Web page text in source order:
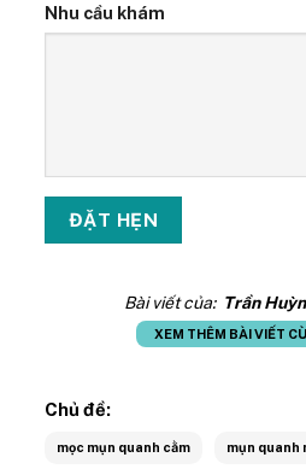
Nhu cầu khám
Bài viết của: Trần
XEM THÊM BÀI VIẾT
Chủ đề:
mọc mụn quanh cằm mụn quanh